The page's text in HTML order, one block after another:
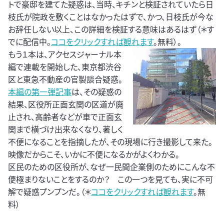
トで豪邸を建てた疑惑は、当時、キチンと検証されていたら日
枝氏が院政を敷くことはなかったはずで、かつ、日枝氏が今な
お辞任しない以上、この詳細を検証する意味はあるはず（＊す
でに配信中。ココをクリックすれば観れます。無料）。
もう１本は、アクセスジャーナル本
編で連載を開始した、東京都渋谷
区と東急不動産の官製談合疑惑。
本編の第一弾記事は、その疑惑の
結果、区役所正面玄関の区道が廃
止され、高齢者などが車で正面玄
関まで横づけ出来なくなり、著しく
不便になることを指摘したが、その現場に行き撮影して来た。
映像だからこそ、いかに不便になるかがよくわかる。
区民のための区役所が、なぜ一民間企業側のためにこんな不
便極まりないことをするのか？ この一つを見ても、実に不可
解で疑惑プンプンだ。（＊ココをクリックすれば観れます。無
料）